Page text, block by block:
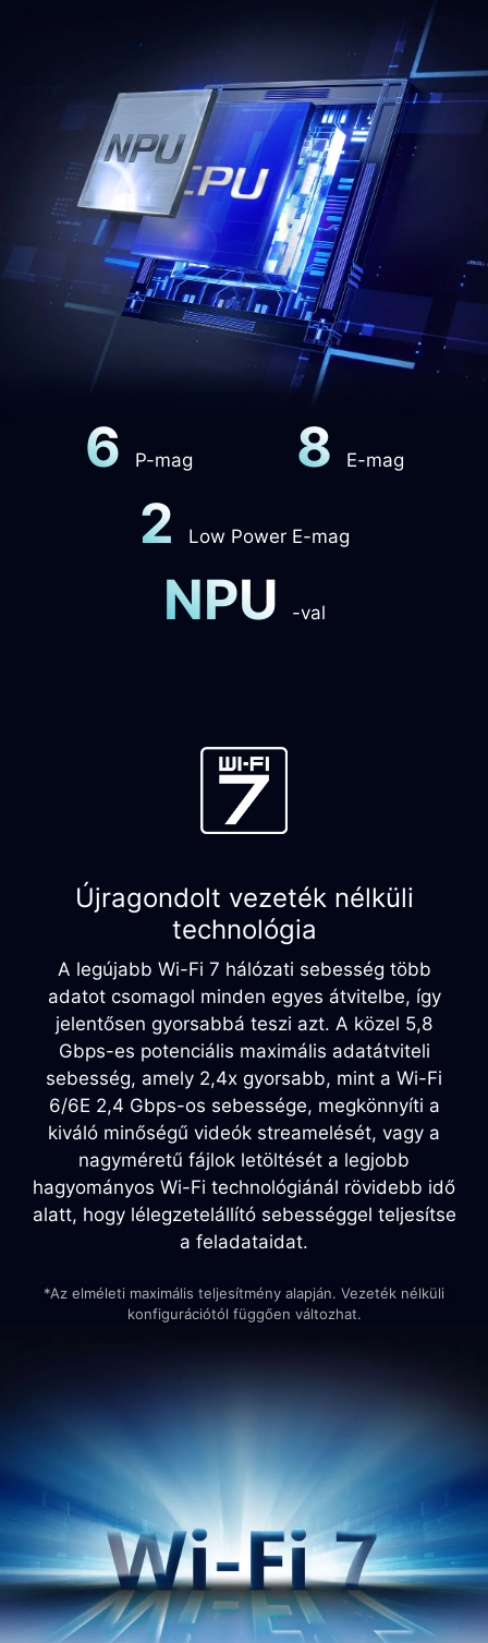
6 P-mag 8 E-mag
2 Low Power E-mag
NPU -val
Újragondolt vezeték nélküli
technológia
A legújabb Wi-Fi 7 hálózati sebesség több
adatot csomagol minden egyes átvitelbe, így
jelentősen gyorsabbá teszi azt. A közel 5,8
Gbps-es potenciális maximális adatátviteli
sebesség, amely 2,4x gyorsabb, mint a Wi-Fi
6/6E 2,4 Gbps-os sebessége, megkönnyíti a
kiváló minőségű videók streamelését, vagy a
nagyméretű fájlok letöltését a legjobb
hagyományos Wi-Fi technológiánál rövidebb idő
alatt, hogy lélegzetelállító sebességgel teljesítse
a feladataidat.
*Az elméleti maximális teljesítmény alapján. Vezeték nélküli
konfigurációtól függően változhat.